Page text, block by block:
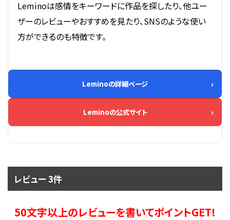
Leminoは感情をキーワードに作品を探したり、他ユー
ザーのレビューやおすすめを見たり、SNSのような使い
方ができるのも特徴です。
Leminoの詳細ページ
Leminoの公式サイト
レビュー 3件
50文字以上のレビューを書いてポイントGET!